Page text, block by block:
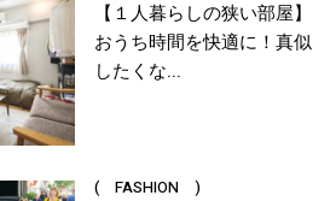
【１人暮らしの狭い部屋】
おうち時間を快適に！真似
したくな...
( FASHION )